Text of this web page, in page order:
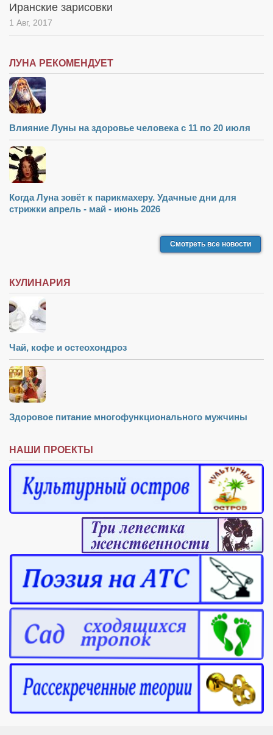
Иранские зарисовки
1 Авг, 2017
ЛУНА РЕКОМЕНДУЕТ
Влияние Луны на здоровье человека с 11 по 20 июля
Когда Луна зовёт к парикмахеру. Удачные дни для
стрижки апрель - май - июнь 2026
Смотреть все новости
КУЛИНАРИЯ
Чай, кофе и остеохондроз
Здоровое питание многофункционального мужчины
НАШИ ПРОЕКТЫ